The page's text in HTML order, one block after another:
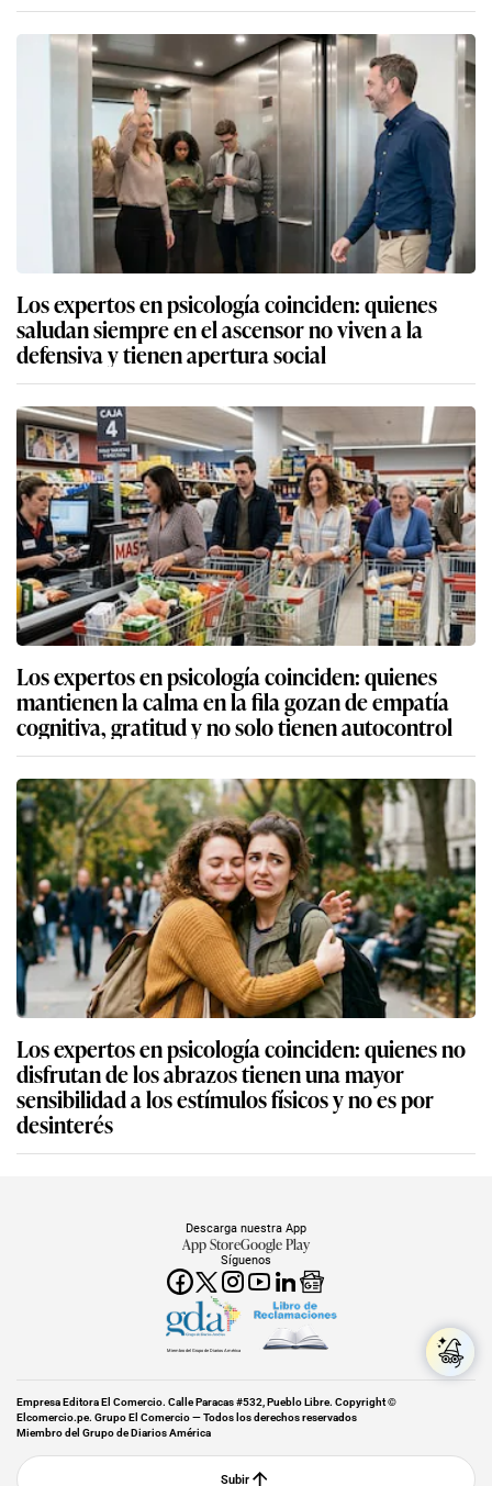
Los expertos en psicología coinciden: quienes
saludan siempre en el ascensor no viven a la
defensiva y tienen apertura social
Los expertos en psicología coinciden: quienes
mantienen la calma en la fila gozan de empatía
cognitiva, gratitud y no solo tienen autocontrol
Los expertos en psicología coinciden: quienes no
disfrutan de los abrazos tienen una mayor
sensibilidad a los estímulos físicos y no es por
desinterés
Síguenos
Descarga nuestra App
App StoreGoogle Play
Miembro del Grupo de Diarios América
Empresa Editora El Comercio. Calle Paracas #532, Pueblo Libre. Copyright ©
Elcomercio.pe. Grupo El Comercio — Todos los derechos reservados
Miembro del Grupo de Diarios América
Subir